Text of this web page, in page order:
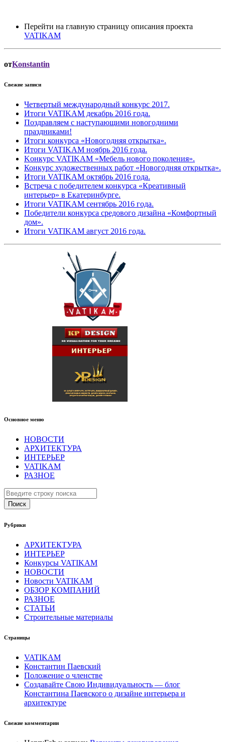
Перейти на главную страницу описания проекта
VATIKAM
отKonstantin
Свежие записи
Четвертый международный конкурс 2017.
Итоги VATIKAM декабрь 2016 года.
Поздравляем с наступающими новогодними
праздниками!
Итоги конкурса «Новогодняя открытка».
Итоги VATIKAM ноябрь 2016 года.
Kонкурс VATIKAM «Мебель нового поколения».
Конкурс художественных работ «Новогодняя открытка».
Итоги VATIKAM октябрь 2016 года.
Встреча с победителем конкурса «Креативный
интерьер» в Екатеринбурге.
Итоги VATIKAM сентябрь 2016 года.
Победители конкурса средового дизайна «Комфортный
дом».
Итоги VATIKAM август 2016 года.
Основное меню
НОВОСТИ
АРХИТЕКТУРА
ИНТЕРЬЕР
VATIKAM
РАЗНОЕ
Поиск
Рубрики
АРХИТЕКТУРА
ИНТЕРЬЕР
Конкурсы VATIKAM
НОВОСТИ
Новости VATIKAM
ОБЗОР КОМПАНИЙ
РАЗНОЕ
СТАТЬИ
Строительные материалы
Страницы
VATIKAM
Константин Паевский
Положение о членстве
Создавайте Свою Индивидуальность — блог
Константина Паевского о дизайне интерьера и
архитектуре
Свежие комментарии